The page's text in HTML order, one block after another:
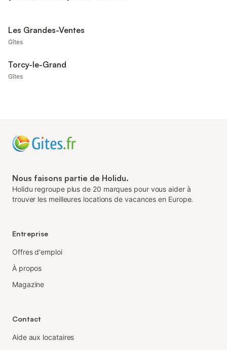
Les Grandes-Ventes
Gîtes
Torcy-le-Grand
Gîtes
Nous faisons partie de Holidu.
Holidu regroupe plus de 20 marques pour vous aider à
trouver les meilleures locations de vacances en Europe.
Entreprise
Offres d'emploi
À propos
Magazine
Contact
Aide aux locataires